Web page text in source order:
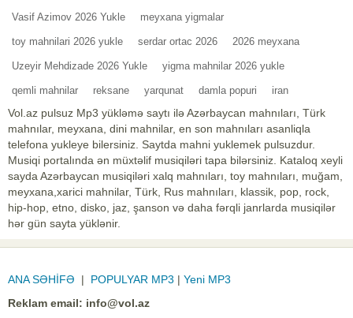
Vasif Azimov 2026 Yukle meyxana yigmalar
toy mahnilari 2026 yukle serdar ortac 2026 2026 meyxana
Uzeyir Mehdizade 2026 Yukle yigma mahnilar 2026 yukle
qemli mahnilar reksane yarqunat damla popuri iran
Vol.az pulsuz Mp3 yükləmə saytı ilə Azərbaycan mahnıları, Türk
mahnılar, meyxana, dini mahnilar, en son mahnıları asanliqla
telefona yukleye bilersiniz. Saytda mahni yuklemek pulsuzdur.
Musiqi portalında ən müxtəlif musiqiləri tapa bilərsiniz. Kataloq xeyli
sayda Azərbaycan musiqiləri xalq mahnıları, toy mahnıları, muğam,
meyxana,xarici mahnilar, Türk, Rus mahnıları, klassik, pop, rock,
hip-hop, etno, disko, jaz, şanson və daha fərqli janrlarda musiqilər
hər gün sayta yüklənir.
ANA SƏHİFƏ | POPULYAR MP3 | Yeni MP3
Reklam email: info@vol.az